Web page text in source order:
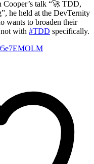
Cooper’s talk “🚀 TDD,
he held at the DevTernity
wants to broaden their
with #TDD specifically.